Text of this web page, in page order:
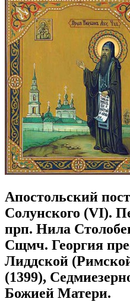
Апостольский
Солунского (VI).
прп. Нила
Сщмч. Георгия
Лиддской
(1399),
Божией Матери.